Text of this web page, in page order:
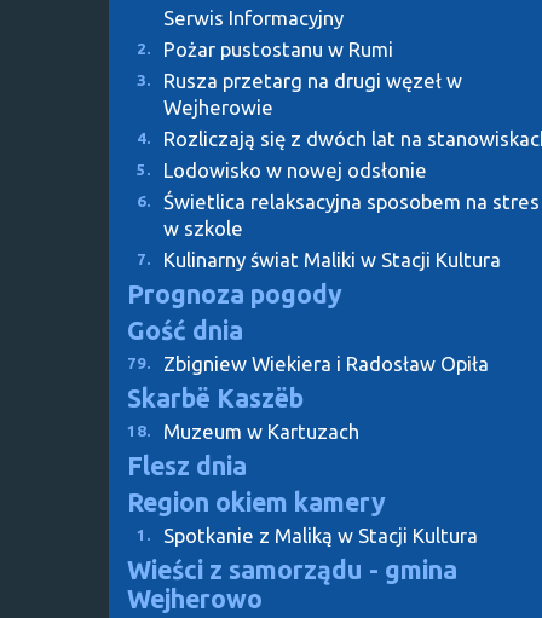
Serwis Informacyjny
2. Pożar pustostanu w Rumi
3.
Rusza przetarg na drugi węzeł w
Wejherowie
4. Rozliczają się z dwóch lat na
5. Lodowisko w nowej odsłonie
6.
Świetlica relaksacyjna sposobem na stres
w szkole
7. Kulinarny świat Maliki w Stacji Kultura
Prognoza pogody
Gość dnia
79. Zbigniew Wiekiera i Radosław Opiła
Skarbë Kaszëb
18. Muzeum w Kartuzach
Flesz dnia
Region okiem kamery
1. Spotkanie z Maliką w Stacji Kultura
Wieści z samorządu - gmina
Wejherowo